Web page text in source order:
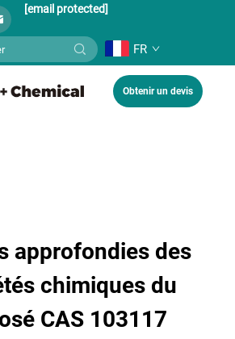
[email protected]
FR
Obtenir un devis
approfondies des
chimiques du
CAS 103117